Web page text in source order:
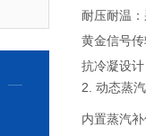
耐压耐温
黄金信号
抗冷凝设
2. 动态蒸
内置蒸汽